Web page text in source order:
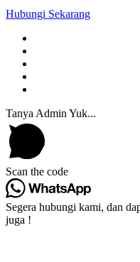
Hubungi Sekarang
Tanya Admin Yuk...
Scan the code
Segera hubungi kami, dan
juga !